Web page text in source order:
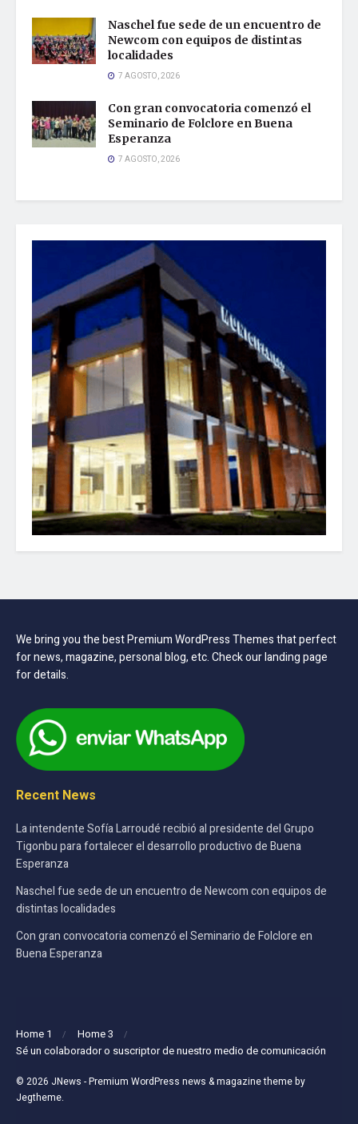
Naschel fue sede de un encuentro de
Newcom con equipos de distintas
localidades
7 AGOSTO, 2026
Con gran convocatoria comenzó el
Seminario de Folclore en Buena
Esperanza
7 AGOSTO, 2026
We bring you the best Premium WordPress Themes that perfect
for news, magazine, personal blog, etc. Check our landing page
for details.
Recent News
La intendente Sofía Larroudé recibió al presidente del Grupo
Tigonbu para fortalecer el desarrollo productivo de Buena
Esperanza
Naschel fue sede de un encuentro de Newcom con equipos de
distintas localidades
Con gran convocatoria comenzó el Seminario de Folclore en
Buena Esperanza
Home 1
Home 3
Sé un colaborador o suscriptor de nuestro medio de comunicación
© 2026 JNews - Premium WordPress news & magazine theme by
Jegtheme.